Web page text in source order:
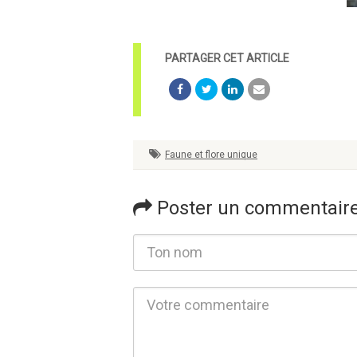
Faune et flore unique
Poster un